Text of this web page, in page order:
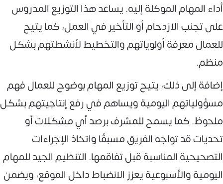
أداء المهام الموكلة إليه. يساعد هذا التوزيع المدروس
على تجنب الازدحام أو التأخير في العمل، كما يتيح
للعمال معرفة أولوياتهم والتخطيط لأنشطتهم بشكل
منظم.
إضافة إلى ذلك، يتيح توزيع المهام بوضوح للعمال فهم
مسؤولياتهم اليومية ويساهم في رفع إنتاجيتهم بشكل
ملحوظ. كما يسمح للمشرف برصد أي مشكلات أو
تحديات قد تواجه الفريق مسبقًا واتخاذ الإجراءات
التصحيحية المناسبة قبل تفاقمها. التنظيم الجيد للمهام
اليومية والأسبوعية يعزز الانضباط داخل الموقع، ويضمن